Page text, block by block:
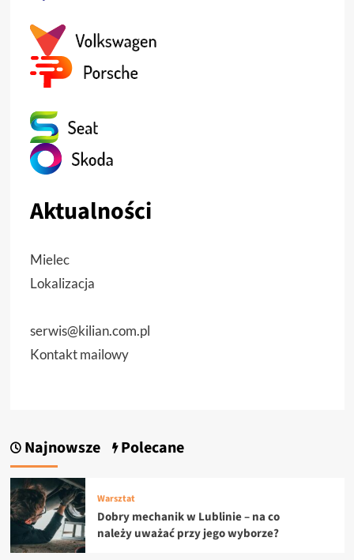
Aktualności
Mielec
Lokalizacja
serwis@kilian.com.pl
Kontakt mailowy
Najnowsze Polecane
Warsztat
Dobry mechanik w Lublinie – na co
należy uważać przy jego wyborze?